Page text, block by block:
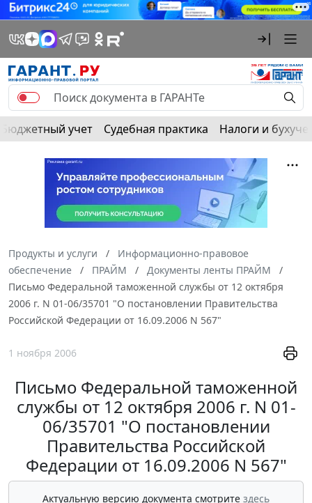
Бюджетный учет Судебная практика Налоги и
Продукты и услуги
Информационно-правовое
обеспечение
ПРАЙМ
Документы ленты ПРАЙМ
Письмо Федеральной таможенной службы от 12 октября
2006 г. N 01-06/35701 "О постановлении Правительства
Российской Федерации от 16.09.2006 N 567"
1 ноября 2006
Письмо Федеральной таможенной
службы от 12 октября 2006 г. N 01-
06/35701 "О постановлении
Правительства Российской
Федерации от 16.09.2006 N 567"
Актуальную версию документа смотрите здесь